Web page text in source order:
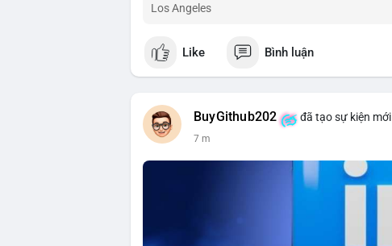
Los Angeles
Like Bình luận
BuyGithub202 đã tạo sự kiện mới
7 m